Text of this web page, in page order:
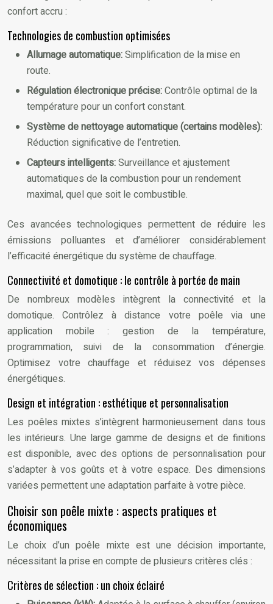
confort accru :
Technologies de combustion optimisées
Allumage automatique:Simplification de la mise en
route.
Régulation électronique précise:Contrôle optimal de la
température pour un confort constant.
Système de nettoyage automatique (certains modèles):
Réduction significative de l’entretien.
Capteurs intelligents:Surveillance et ajustement
automatiques de la combustion pour un rendement
maximal, quel que soit le combustible.
Ces avancées technologiques permettent de réduire les
émissions polluantes et d’améliorer considérablement
l’efficacité énergétique du système de chauffage.
Connectivité et domotique : le contrôle à portée de main
De nombreux modèles intègrent la connectivité et la
domotique. Contrôlez à distance votre poêle via une
application mobile : gestion de la température,
programmation, suivi de la consommation d’énergie.
Optimisez votre chauffage et réduisez vos dépenses
énergétiques.
Design et intégration : esthétique et personnalisation
Les poêles mixtes s’intègrent harmonieusement dans tous
les intérieurs. Une large gamme de designs et de finitions
est disponible, avec des options de personnalisation pour
s’adapter à vos goûts et à votre espace. Des dimensions
variées permettent une adaptation parfaite à votre pièce.
Choisir son poêle mixte : aspects pratiques et
économiques
Le choix d’un poêle mixte est une décision importante,
nécessitant la prise en compte de plusieurs critères clés :
Critères de sélection : un choix éclairé